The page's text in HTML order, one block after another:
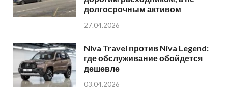
долгосрочным активом
27.04.2026
Niva Travel против Niva Legend:
где обслуживание обойдется
дешевле
03.04.2026